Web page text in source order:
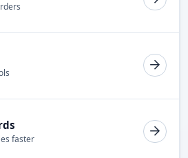
faster